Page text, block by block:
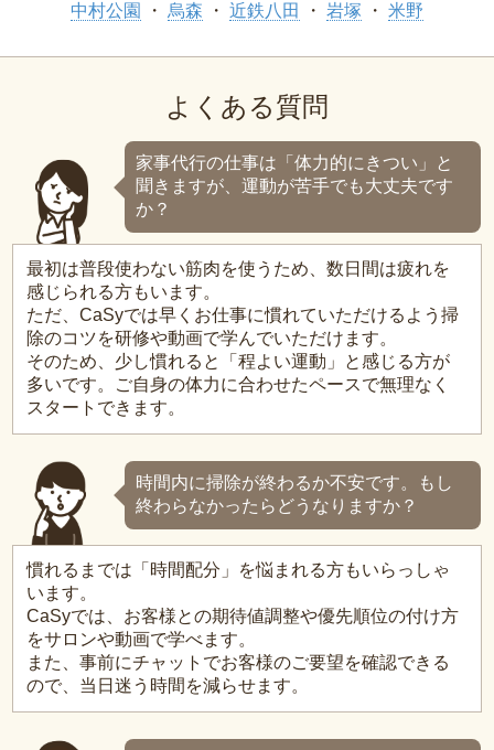
中村公園
烏森 近鉄八田 岩塚 米野
よくある質問
家事代行の仕事は「体力的にきつい」と
聞きますが、運動が苦手でも大丈夫です
か？
最初は普段使わない筋肉を使うため、数日間は疲れを
感じられる方もいます。
ただ、CaSyでは早くお仕事に慣れていただけるよう掃
除のコツを研修や動画で学んでいただけます。
そのため、少し慣れると「程よい運動」と感じる方が
多いです。ご自身の体力に合わせたペースで無理なく
スタートできます。
時間内に掃除が終わるか不安です。もし
終わらなかったらどうなりますか？
慣れるまでは「時間配分」を悩まれる方もいらっしゃ
います。
CaSyでは、お客様との期待値調整や優先順位の付け方
をサロンや動画で学べます。
また、事前にチャットでお客様のご要望を確認できる
ので、当日迷う時間を減らせます。